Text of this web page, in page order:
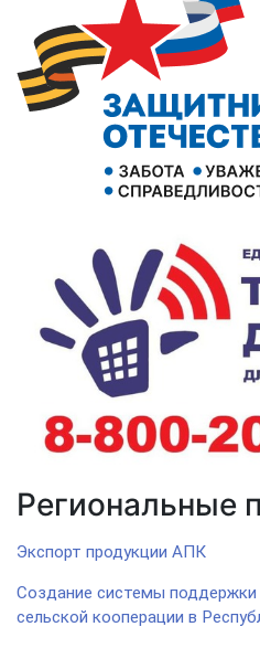
Региональные
Экспорт продукции АПК
Создание системы поддержки
сельской кооперации в